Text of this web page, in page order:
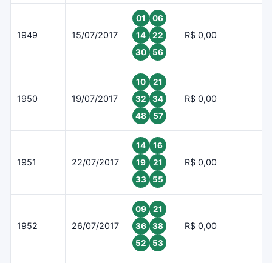
1949 15/07/2017
01
06
14
22
30
56
R$ 0,00
1950 19/07/2017
10
21
32
34
48
57
R$ 0,00
1951 22/07/2017
14
16
19
21
33
55
R$ 0,00
1952 26/07/2017
09
21
36
38
52
53
R$ 0,00